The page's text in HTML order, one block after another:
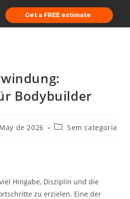
Get a FREE estimate
Bodybuilder
de 2026 Sem categoria
Hingabe, Disziplin und die
zu erzielen. Eine der